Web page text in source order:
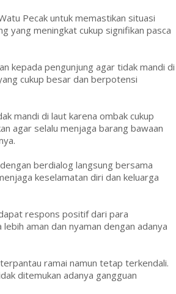
Pecak untuk memastikan situasi
yang meningkat cukup signifikan pasca
kepada pengunjung agar tidak mandi di
cukup besar dan berpotensi
mandi di laut karena ombak cukup
agar selalu menjaga barang bawaan
berdialog langsung bersama
keselamatan diri dan keluarga
respons positif dari para
aman dan nyaman dengan adanya
ramai namun tetap terkendali.
ditemukan adanya gangguan